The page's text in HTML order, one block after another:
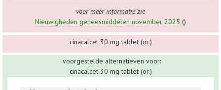
voor meer informatie zie
Nieuwigheden geneesmiddelen november 2025 ()
cinacalcet 30 mg tablet (or.)
voorgestelde alternatieven voor:
cinacalcet 30 mg tablet (or.)